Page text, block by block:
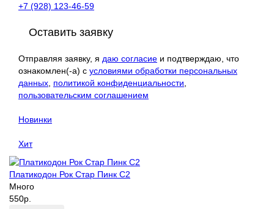
+7 (928) 123-46-59
Оставить заявку
Отправляя заявку, я даю согласие и подтверждаю, что
ознакомлен(-а) с условиями обработки персональных
данных политикой конфиденциальности
пользовательским соглашением
Новинки
Хит
Платикодон Рок Стар Пинк С2
Много
550р.